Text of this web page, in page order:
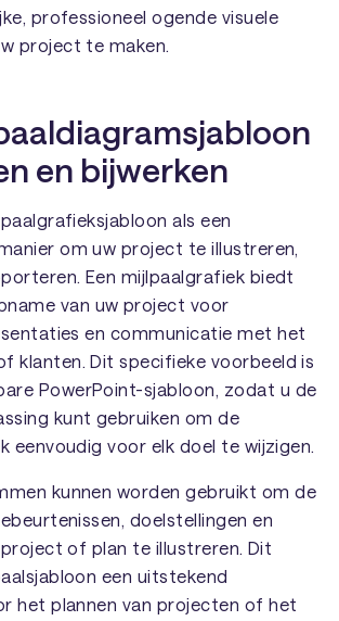
professioneel ogende visuele
project te maken.
en bijwerken
als een
om uw project te illustreren,
Een mijlpaalgrafiek biedt
van uw project voor
en communicatie met het
klanten. Dit specifieke voorbeeld is
PowerPoint-sjabloon, zodat u de
kunt gebruiken om de
eenvoudig voor elk doel te wijzigen.
kunnen worden gebruikt om de
doelstellingen en
of plan te illustreren. Dit
een uitstekend
het plannen van projecten of het